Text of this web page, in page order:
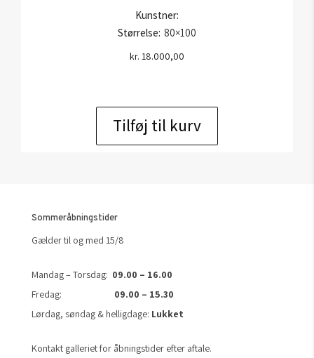
Kunstner:
Størrelse: 80×100
kr. 18.000,00
Tilføj til kurv
Sommeråbningstider
Gælder til og med 15/8
Mandag – Torsdag: 09.00 – 16.00
Fredag: 09.00 – 15.30
Lørdag, søndag & helligdage: Lukket
Kontakt galleriet for åbningstider efter aftale.